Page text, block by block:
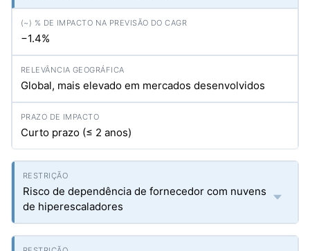
−1.4%
Global, mais elevado em mercados desenvolvidos
Curto prazo (≤ 2 anos)
Risco de dependência de fornecedor com nuvens
de hiperescaladores